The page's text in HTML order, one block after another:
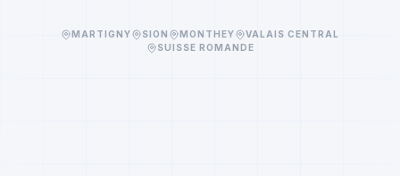
MARTIGNY SION MONTHEY
VALAIS CENTRAL
SUISSE ROMANDE